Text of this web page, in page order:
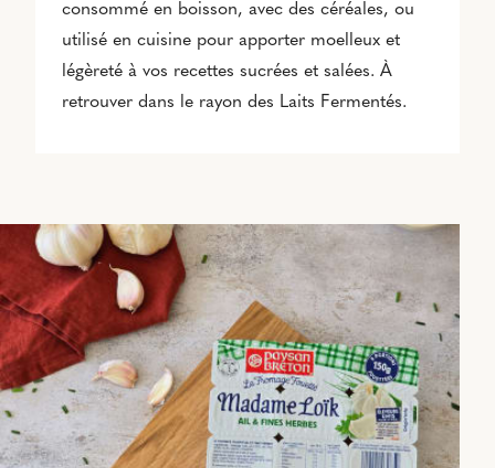
consommé en boisson, avec des céréales, ou
utilisé en cuisine pour apporter moelleux et
légèreté à vos recettes sucrées et salées. À
retrouver dans le rayon des Laits Fermentés.